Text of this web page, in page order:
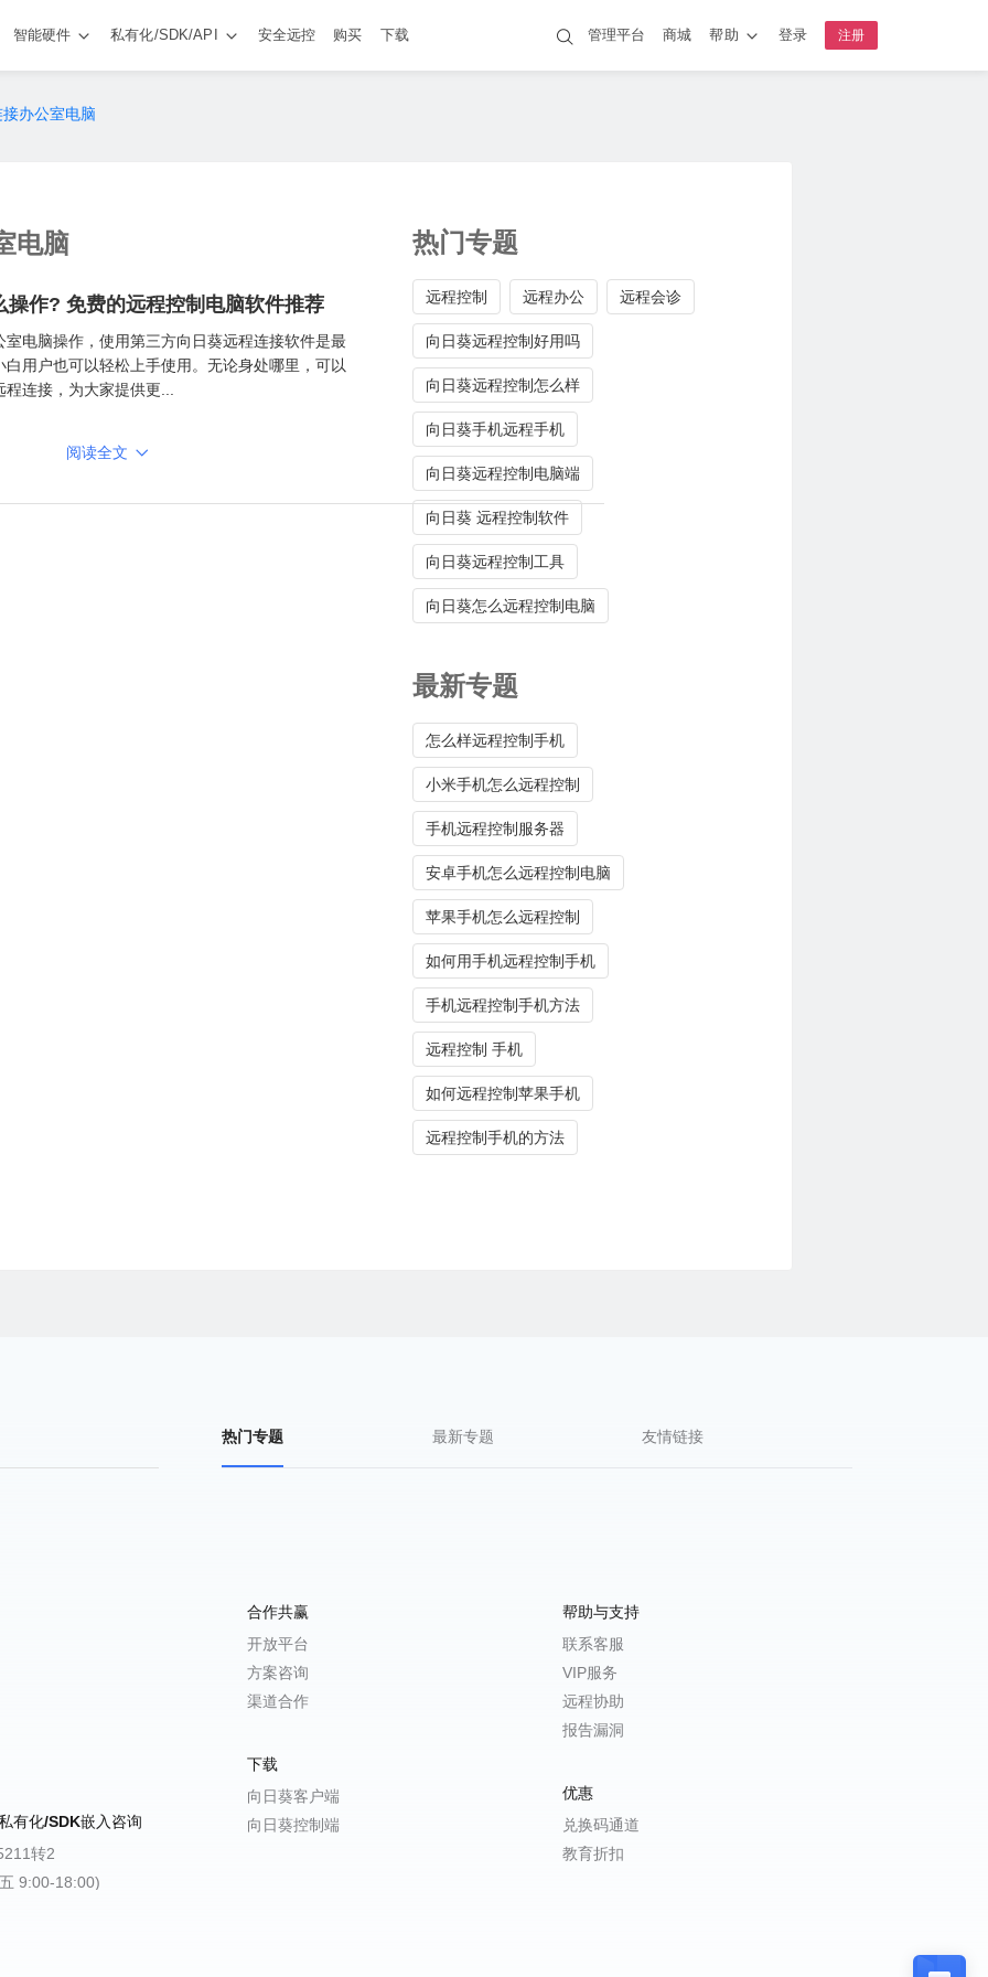
智能硬件 私有化/SDK/API 安全远控 购买 下载 管理平台 商城 帮助 登录 注册
办公室电脑
热门专题
远程控制 远程办公 远程会诊
向日葵远程控制好用吗
向日葵远程控制怎么样
向日葵手机远程手机
向日葵远程控制电脑端
向日葵 远程控制软件
向日葵远程控制工具
向日葵怎么远程控制电脑
最新专题
怎么样远程控制手机
小米手机怎么远程控制
手机远程控制服务器
安卓手机怎么远程控制电脑
苹果手机怎么远程控制
如何用手机远程控制手机
手机远程控制手机方法
远程控制 手机
如何远程控制苹果手机
远程控制手机的方法
电脑
操作? 免费的远程控制电脑软件推荐
电脑操作，使用第三方向日葵远程连接软件是最
用户也可以轻松上手使用。无论身处哪里，可以
连接，为大家提供更...
阅读全文 
热门专题 最新专题 友情链接
有化/SDK嵌入咨询
转2
9:00-18:00)
合作共赢
开放平台
方案咨询
渠道合作
下载
向日葵客户端
向日葵控制端
帮助与支持
联系客服
VIP服务
远程协助
报告漏洞
优惠
兑换码通道
教育折扣